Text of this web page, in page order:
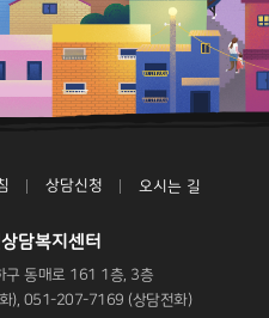
상담신청 오시는 길
담복지센터
구 동매로 161 1층, 3층
), 051-207-7169 (상담전화)